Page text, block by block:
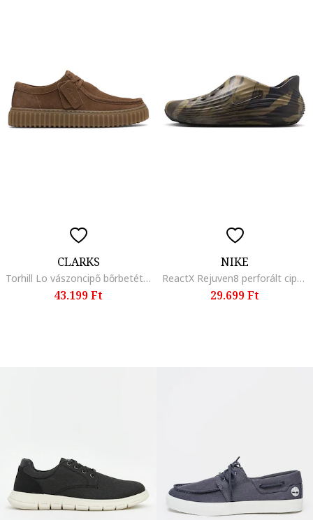
CLARKS
Torhill Lo vászoncipő bőrbetéttel, Fangóbarna
43.199 Ft
NIKE
ReactX Rejuven8 perforált cipő, Barna/Bézs
29.699 Ft